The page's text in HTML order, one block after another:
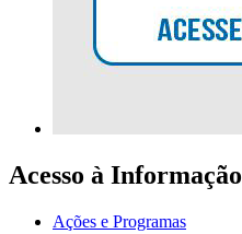
Acesso à Informação
Ações e Programas